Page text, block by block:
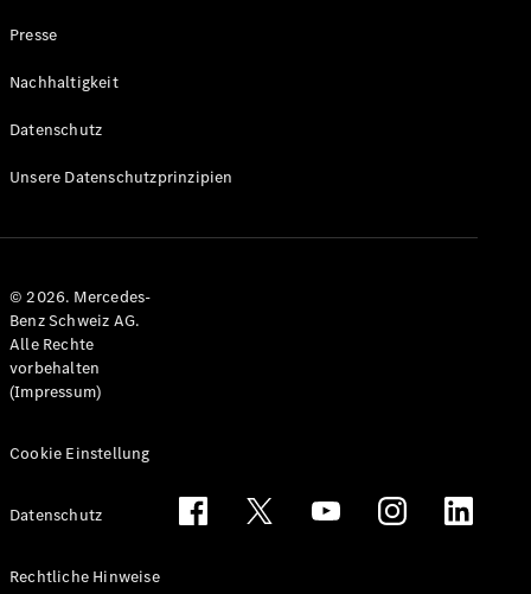
Presse
Nachhaltigkeit
Datenschutz
Unsere Datenschutzprinzipien
© 2026. Mercedes-
Benz Schweiz AG.
Alle Rechte
vorbehalten
(Impressum)
Cookie Einstellung
Datenschutz
Rechtliche Hinweise